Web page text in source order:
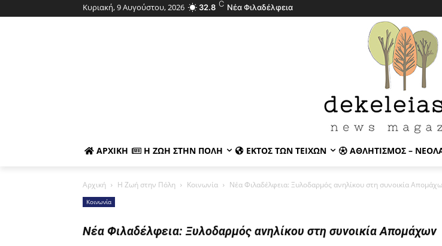
Κυριακή, 9 Αυγούστου, 2026 32.8 C Νέα Φιλαδέλφεια
ΑΡΧΙΚΉ Η ΖΩΉ ΣΤΗΝ ΠΌΛΗ ΕΚΤΌΣ ΤΩΝ ΤΕΙΧΏΝ ΑΘΛΗΤΙΣΜΌΣ –
Αρχική Η Ζωή στην Πόλη Κοινωνία Νέα Φιλαδέλφεια: Ξυλοδαρμός ανηλίκου στη συνοικία
Κοινωνία
Νέα Φιλαδέλφεια: Ξυλοδαρμός ανηλίκου στη συνοικία Απομάχων